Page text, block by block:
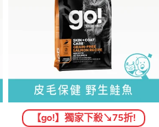
【go!】獨家下殺↘75折!